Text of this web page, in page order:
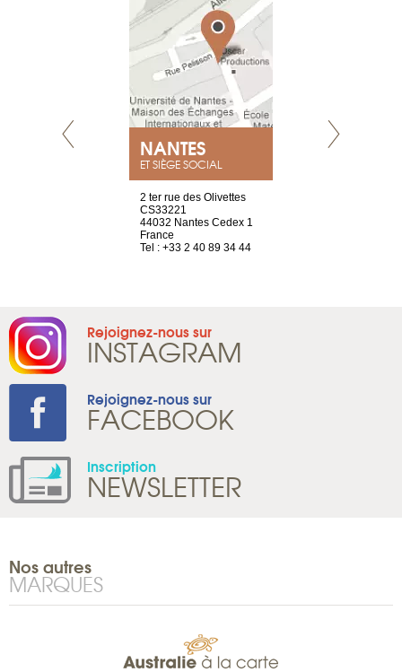
NANTES
ET SIÈGE SOCIAL
2 ter rue des Olivettes
CS33221
44032 Nantes Cedex 1
France
Tel : +33 2 40 89 34 44
Rejoignez-nous sur
INSTAGRAM
Rejoignez-nous sur
FACEBOOK
Inscription
NEWSLETTER
Nos autres
MARQUES